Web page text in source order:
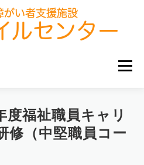
メニュー
ービス事業所 グループ企業
度福祉職員キャリ
修（中堅職員コー